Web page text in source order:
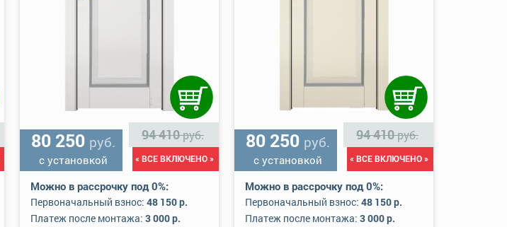
80 250 руб.
с установкой
94 410руб.
« ВСЕ ВКЛЮЧЕНО »
Можно в рассрочку под 0%:
Первоначальный взнос: 48 150 р.
Платеж после монтажа: 3 000 р.
80 250 руб.
с установкой
94 410руб.
« ВСЕ ВКЛЮЧЕНО »
Можно в рассрочку под 0%:
Первоначальный взнос: 48 150 р.
Платеж после монтажа: 3 000 р.